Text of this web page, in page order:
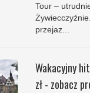
Tour –
przejaz...
Wakacyjny
zł - zobacz